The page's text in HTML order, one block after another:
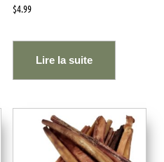
$4.99
Lire la suite